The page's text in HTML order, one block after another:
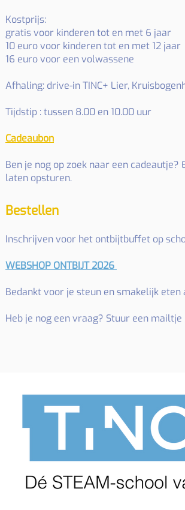
Kostprijs:
gratis voor kinderen tot en met 6 jaar
10 euro voor kinderen tot en met 12 jaar
16 euro voor een volwassene
Afhaling: drive-in TINC+ Lier,
Tijdstip : tussen 8.00 en 10.00 uur
Cadeaubon
Ben je nog op zoek naar een
laten opsturen.
Bestellen
​Inschrijven voor het ontbijtbuffet op
WEBSHOP ONTBIJT 2026
Bedankt voor je steun en smakelijk eten
Heb je nog een vraag? Stuur een mailtje